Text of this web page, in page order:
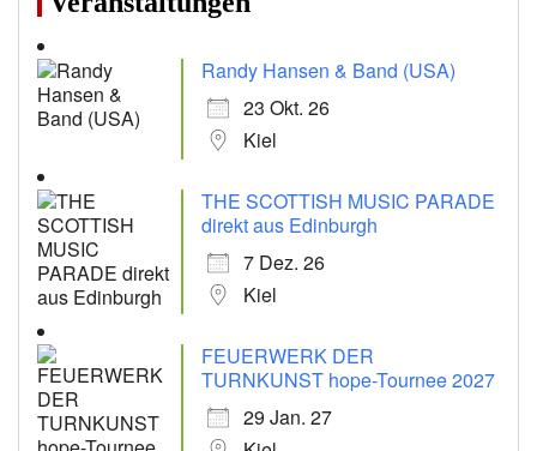
Randy Hansen & Band (USA)
23 Okt. 26
Kiel
THE SCOTTISH MUSIC PARADE
direkt aus Edinburgh
7 Dez. 26
Kiel
FEUERWERK DER
TURNKUNST hope-Tournee 2027
29 Jan. 27